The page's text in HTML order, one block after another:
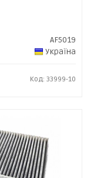
AF5019
Україна
Код: 33999-10